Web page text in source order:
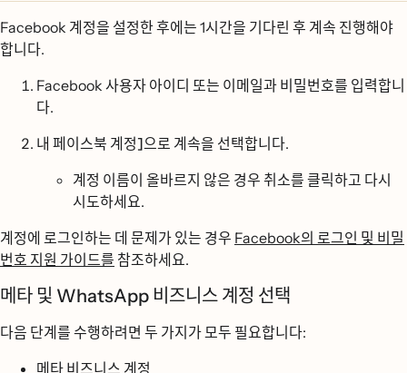
Facebook 계정을 설정한 후에는 1시간을 기다린 후 계속 진행해야
합니다.
Facebook 사용자 아이디 또는 이메일과 비밀번호를 입력합니
다.
내 페이스북 계정]으로 계속을 선택합니다.
계정 이름이 올바르지 않은 경우 취소를 클릭하고 다시
시도하세요.
계정에 로그인하는 데 문제가 있는 경우 Facebook의 로그인 및 비밀
번호 지원 가이드를 참조하세요.
메타 및 WhatsApp 비즈니스 계정 선택
다음 단계를 수행하려면 두 가지가 모두 필요합니다:
메타 비즈니스 계정